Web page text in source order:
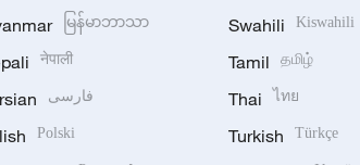
မြန်မာဘာသာ
नेपाली
فارسی
Polski
Swahili Kiswahili
Tamil தமிழ்
Thai ไทย
Turkish Türkçe